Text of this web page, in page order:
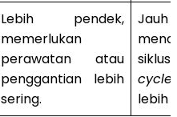
Lebih pendek,
memerlukan
perawatan atau
penggantian lebih
sering.
Jauh
lebih